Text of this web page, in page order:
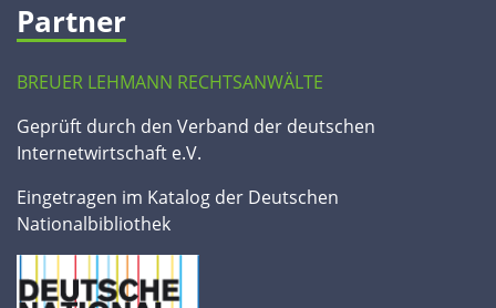
Partner
BREUER LEHMANN RECHTSANWÄLTE
Geprüft durch den Verband der deutschen
Internetwirtschaft e.V.
Eingetragen im Katalog der Deutschen
Nationalbibliothek